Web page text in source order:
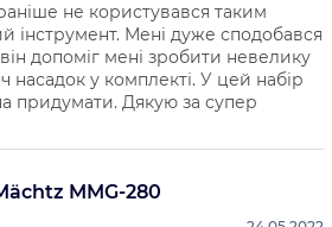
не користувався таким
інструмент. Мені дуже сподобався
допоміг мені зробити невелику
насадок у комплекті. У цей набір
придумати. Дякую за супер
MMG-280